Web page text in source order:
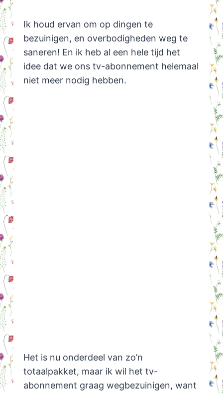
Ik houd ervan om op dingen te
bezuinigen, en overbodigheden weg te
saneren! En ik heb al een hele tijd het
idee dat we ons tv-abonnement helemaal
niet meer nodig hebben.
Het is nu onderdeel van zo’n
totaalpakket, maar ik wil het tv-
abonnement graag wegbezuinigen, want